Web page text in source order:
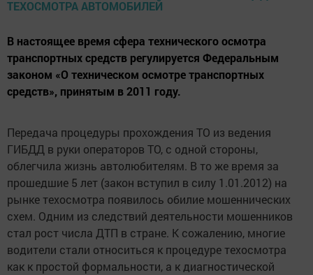
В настоящее время сфера технического осмотра
транспортных средств регулируется Федеральным
законом «О техническом осмотре транспортных
средств», принятым в 2011 году.
Передача процедуры прохождения ТО из ведения
ГИБДД в руки операторов ТО, с одной стороны,
облегчила жизнь автолюбителям. В то же время за
прошедшие 5 лет (закон вступил в силу 1.01.2012) на
рынке техосмотра появилось обилие мошеннических
схем. Одним из следствий деятельности мошенников
стал рост числа ДТП в стране. К сожалению, многие
водители стали относиться к процедуре техосмотра
как к простой формальности, а к диагностической